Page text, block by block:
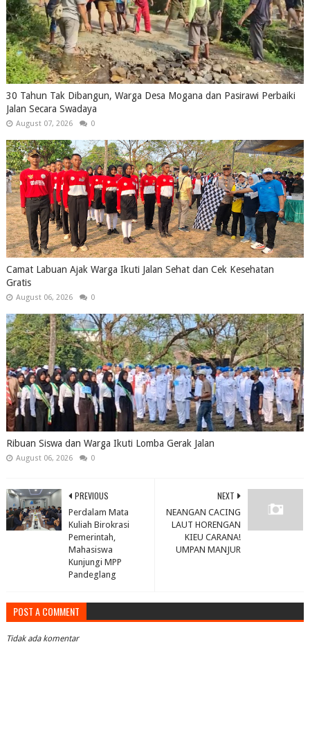
30 Tahun Tak Dibangun, Warga Desa Mogana dan Pasirawi Perbaiki
Jalan Secara Swadaya
August 07, 2026 0
Camat Labuan Ajak Warga Ikuti Jalan Sehat dan Cek Kesehatan
Gratis
August 06, 2026 0
Ribuan Siswa dan Warga Ikuti Lomba Gerak Jalan
August 06, 2026 0
NEXT
NEANGAN CACING
LAUT HORENGAN
KIEU CARANA!
UMPAN MANJUR
PREVIOUS
Perdalam Mata
Kuliah Birokrasi
Pemerintah,
Mahasiswa
Kunjungi MPP
Pandeglang
POST A COMMENT
Tidak ada komentar